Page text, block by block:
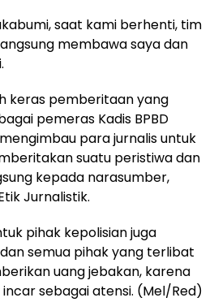
saat kami berhenti, tim
membawa saya dan
keras pemberitaan yang
pemeras Kadis BPBD
para jurnalis untuk
suatu peristiwa dan
kepada narasumber,
Jurnalistik.
pihak kepolisian juga
semua pihak yang terlibat
uang jebakan, karena
incar sebagai atensi. (Mel/Red)